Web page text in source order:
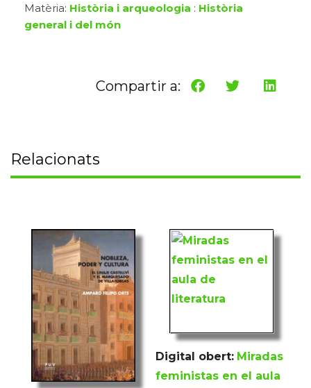
Matèria: Història i arqueologia : Història
general i del món
Compartir a:
Relacionats
Digital obert: Miradas
feministas en el aula